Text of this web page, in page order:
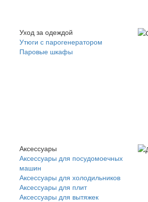
Уход за одеждой
Утюги с парогенератором
Паровые шкафы
Аксессуары
Аксессуары для посудомоечных
машин
Аксессуары для холодильников
Аксессуары для плит
Аксессуары для вытяжек